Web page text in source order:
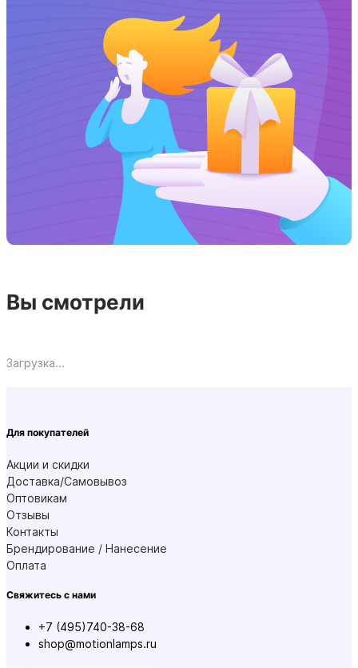
Вы смотрели
Загрузка...
Для покупателей
Акции и скидки
Доставка/Самовывоз
Оптовикам
Отзывы
Контакты
Брендирование / Нанесение
Оплата
Свяжитесь с нами
+7 (495)740-38-68
shop@motionlamps.ru